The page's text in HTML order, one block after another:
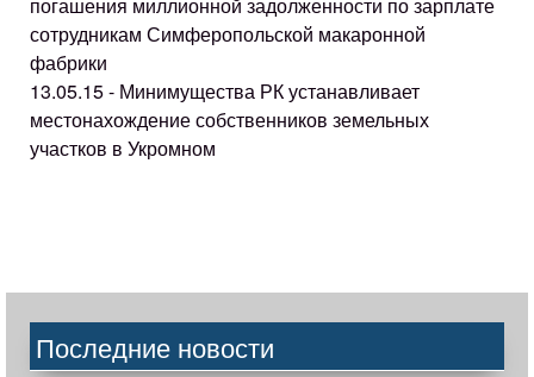
сотрудникам Симферопольской макаронной
фабрики
13.05.15 - Минимущества РК устанавливает
местонахождение собственников земельных
участков в Укромном
Последние новости